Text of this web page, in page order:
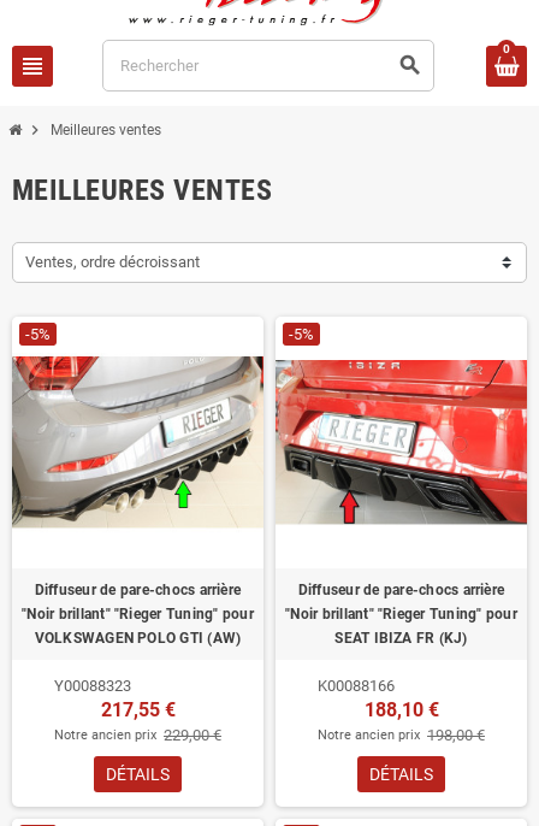
view_headline search
0
chevron_right Meilleures ventes
MEILLEURES VENTES
Ventes, ordre décroissant
-5%
Diffuseur de pare-chocs arrière
"Noir brillant" "Rieger Tuning" pour
VOLKSWAGEN POLO GTI (AW)
Y00088323
217,55 €
Notre ancien prix 229,00 €
DÉTAILS
-5%
Diffuseur de pare-chocs arrière
"Noir brillant" "Rieger Tuning" pour
SEAT IBIZA FR (KJ)
K00088166
188,10 €
Notre ancien prix 198,00 €
DÉTAILS